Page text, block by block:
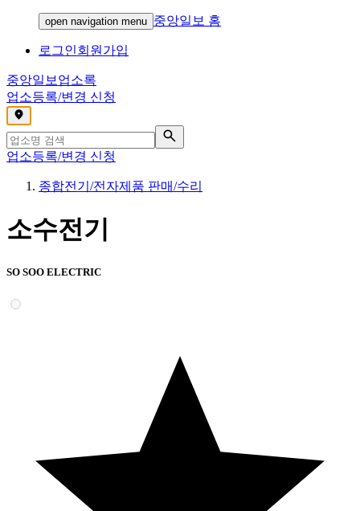
open navigation menu 중앙일보 홈
로그인회원가입
중앙일보 업소록
업소등록/변경 신청
,
업소등록/변경 신청
종합전기/전자제품 판매/수리
소수전기
SO SOO ELECTRIC